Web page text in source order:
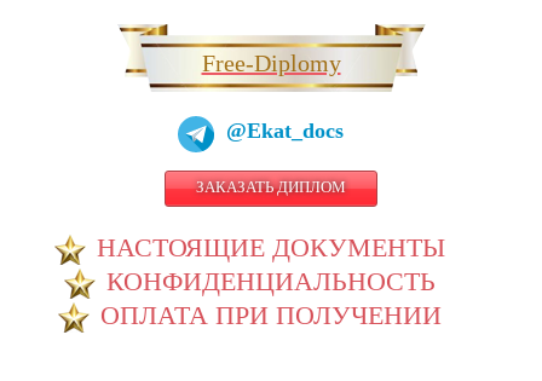
Free-Diplomy
@Ekat_docs
ЗАКАЗАТЬ ДИПЛОМ
НАСТОЯЩИЕ ДОКУМЕНТЫ
КОНФИДЕНЦИАЛЬНОСТЬ
ОПЛАТА ПРИ ПОЛУЧЕНИИ